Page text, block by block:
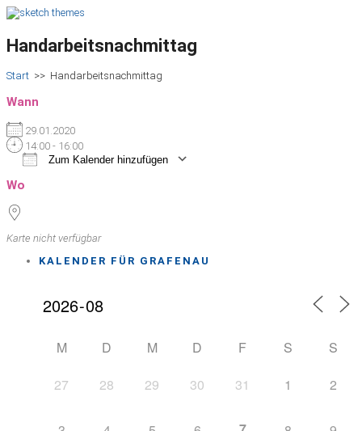
Handarbeitsnachmittag
Start >> Handarbeitsnachmittag
Wann
29.01.2020
14:00 - 16:00
Zum Kalender hinzufügen
Wo
Karte nicht verfügbar
KALENDER FÜR GRAFENAU
M D M D F S
S
27
28 29 30 31 1 2